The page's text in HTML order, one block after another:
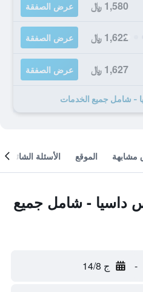
1,580 ﷼ عرض الصفقة
1,622 ﷼ عرض الصفقة
1,627 ﷼ عرض الصفقة
مشابهة الموقع الأسئلة الشائعة
داسيا - شامل جميع
- ج 14/8